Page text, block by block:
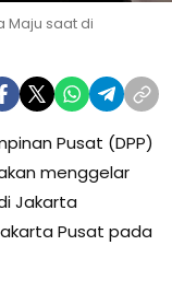
Maju saat di
Pusat (DPP)
menggelar
Jakarta
Pusat pada